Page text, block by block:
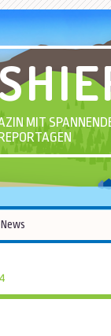
MIT